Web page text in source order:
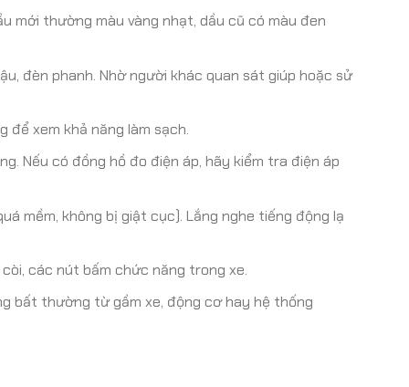
mới thường màu vàng nhạt, dầu cũ có màu đen
đèn phanh. Nhờ người khác quan sát giúp hoặc sử
xem khả năng làm sạch.
Nếu có đồng hồ đo điện áp, hãy kiểm tra điện áp
mềm, không bị giật cục). Lắng nghe tiếng động lạ
các nút bấm chức năng trong xe.
bất thường từ gầm xe, động cơ hay hệ thống